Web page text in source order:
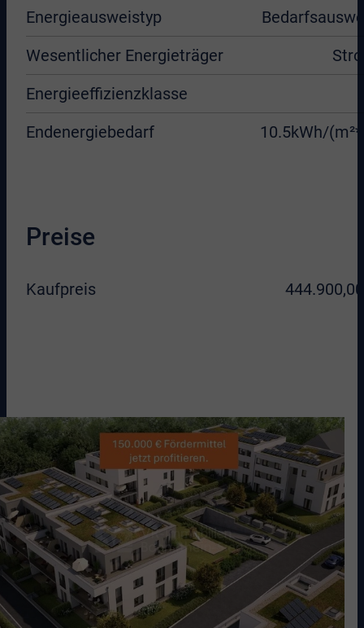
Energieausweistyp
Wesentlicher Energieträger
Energieeffizienzklasse
Endenergiebedarf
10.5kWh/
Preise
Kaufpreis